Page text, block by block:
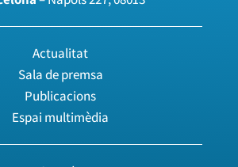
Actualitat
Sala de premsa
Publicacions
Espai multimèdia